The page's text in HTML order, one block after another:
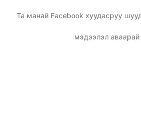
Та манай Facebook хуудасруу
мэдээлэл аваарай